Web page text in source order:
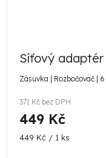
Síťový
Zásuvka | Rozbočovač |
371 Kč bez DPH
449 Kč
Měrná
449 Kč / 1 ks